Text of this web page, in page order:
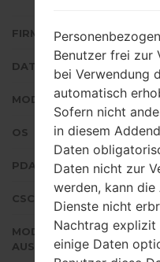
FIRMWARE TYP
DATEIGRÖSSE
MODELL
OS
PDA/AP AUSFÜHRUNG
CSC AUSFÜHRUNG
MODEM/CP
AUSFÜHRUNG
Benutzer frei zur
bei Verwendung
automatisch
Sofern nicht
in diesem
Daten
Daten nicht zur
werden, kann
Dienste nicht
Nachtrag explizit
einige Daten